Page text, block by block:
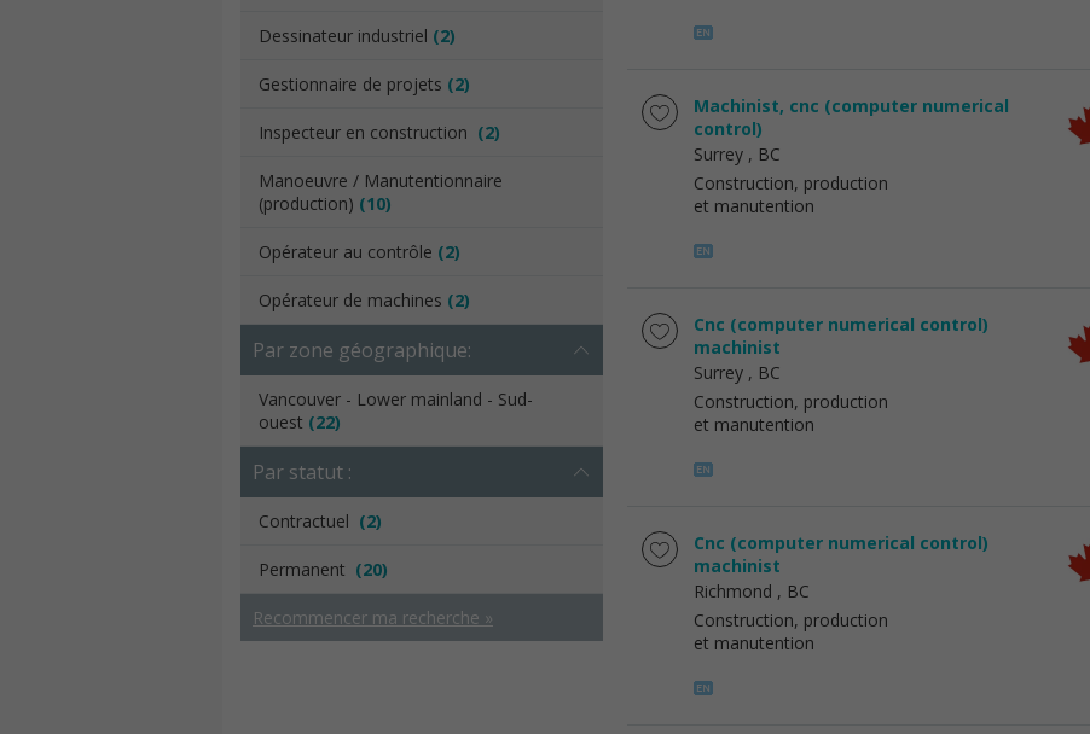
Dessinateur industriel (2)
Gestionnaire de projets (2)
Inspecteur en construction (2)
Manoeuvre / Manutentionnaire
(production) (10)
Opérateur au contrôle (2)
Opérateur de machines (2)
Par zone géographique:
Vancouver - Lower mainland - Sud-
ouest (22)
Par statut :
Contractuel (2)
Permanent (20)
Recommencer ma recherche »
Machinist, cnc (computer numerical
control)
Surrey , BC
Construction, production
et manutention
Cnc (computer numerical control)
machinist
Surrey , BC
Construction, production
et manutention
Cnc (computer numerical control)
machinist
Richmond , BC
Construction, production
et manutention